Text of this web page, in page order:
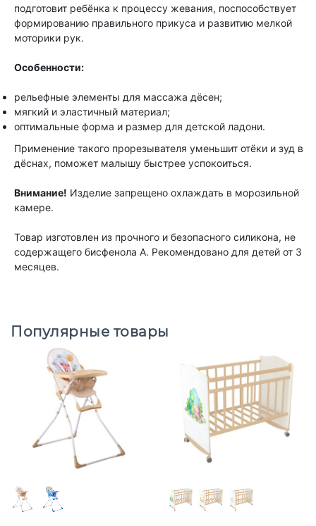
подготовит ребёнка к процессу жевания, поспособствует
формированию правильного прикуса и развитию мелкой
моторики рук.
Особенности:
рельефные элементы для массажа дёсен;
мягкий и эластичный материал;
оптимальные форма и размер для детской ладони.
Применение такого прорезывателя уменьшит отёки и зуд в
дёснах, поможет малышу быстрее успокоиться.
Внимание! Изделие запрещено охлаждать в морозильной
камере.
Товар изготовлен из прочного и безопасного силикона, не
содержащего бисфенола А. Рекомендовано для детей от 3
месяцев.
Популярные товары